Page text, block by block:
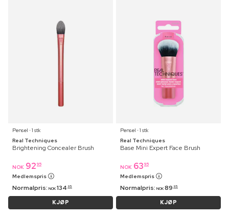
Pensel ⋅ 1 stk
Real Techniques
Brightening Concealer Brush
NOK 92 95
Medlemspris
Normalpris: NOK 134 95
KJØP
Pensel ⋅ 1 stk
Real Techniques
Base Mini Expert Face Brush
NOK 63 95
Medlemspris
Normalpris: NOK 89 95
KJØP